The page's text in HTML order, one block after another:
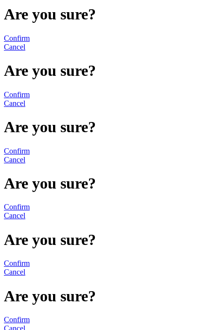
Are you sure?
Confirm
Cancel
Are you sure?
Confirm
Cancel
Are you sure?
Confirm
Cancel
Are you sure?
Confirm
Cancel
Are you sure?
Confirm
Cancel
Are you sure?
Confirm